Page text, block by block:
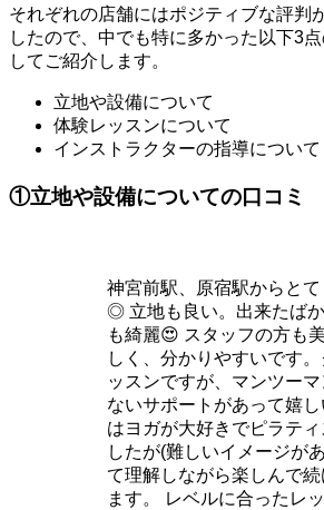
それぞれの店舗にはポジティブな評判
したので、中でも特に多かった以下3
してご紹介します。
立地や設備について
体験レッスンについて
インストラクターの指導について
①立地や設備についての口コミ
神宮前駅、原宿駅からと
◎ 立地も良い。出来たば
も綺麗😍 スタッフの方も
しく、分かりやすいです
ッスンですが、マンツー
ないサポートがあって嬉
はヨガが大好きでピラテ
したが(難しいイメージが
て理解しながら楽しんで
ます。 レベルに合ったレ